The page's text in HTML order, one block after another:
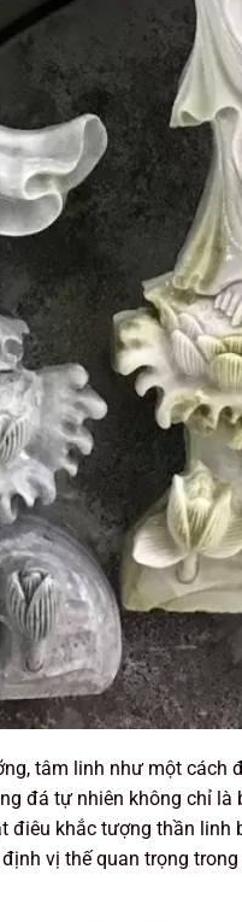
tâm linh như một cách
đá tự nhiên không chỉ
điêu khắc tượng thần
vị thế quan trọng